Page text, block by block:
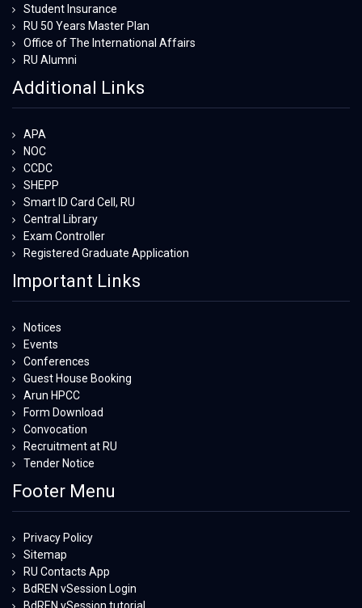
Student Insurance
RU 50 Years Master Plan
Office of The International Affairs
RU Alumni
Additional Links
APA
NOC
CCDC
SHEPP
Smart ID Card Cell, RU
Central Library
Exam Controller
Registered Graduate Application
Important Links
Notices
Events
Conferences
Guest House Booking
Arun HPCC
Form Download
Convocation
Recruitment at RU
Tender Notice
Footer Menu
Privacy Policy
Sitemap
RU Contacts App
BdREN vSession Login
BdREN vSession tutorial